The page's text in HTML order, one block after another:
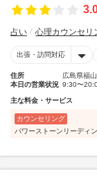
占い 心理カウンセリ
出張・訪問対応
住所
広島県福
本日の営業状況 9:30〜
主な料金・サービス
カウンセリング
パワーストーンリーディ